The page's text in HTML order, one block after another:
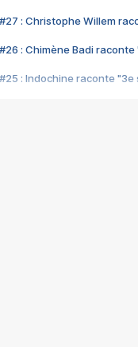
#27 : Christophe Willem
#26 : Chimène Badi
#25 : Indochine raconte "3e